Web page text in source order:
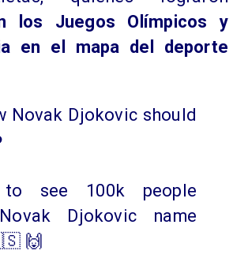
los Juegos Olímpicos y
en el mapa del deporte
Novak Djokovic should
to see 100k people
Djokovic name
🙌